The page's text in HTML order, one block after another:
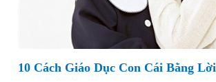
10 Cách Giáo Dục Con Cái Bằng